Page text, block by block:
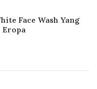
Face Wash Yang
Eropa